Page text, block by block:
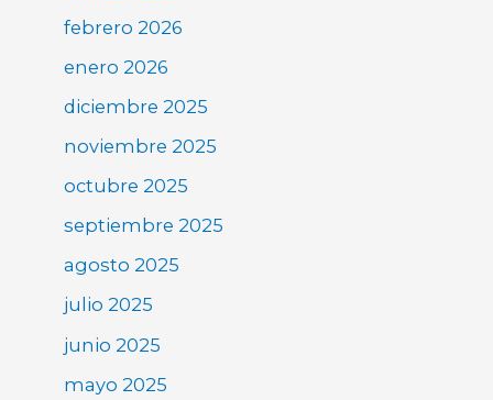
febrero 2026
enero 2026
diciembre 2025
noviembre 2025
octubre 2025
septiembre 2025
agosto 2025
julio 2025
junio 2025
mayo 2025